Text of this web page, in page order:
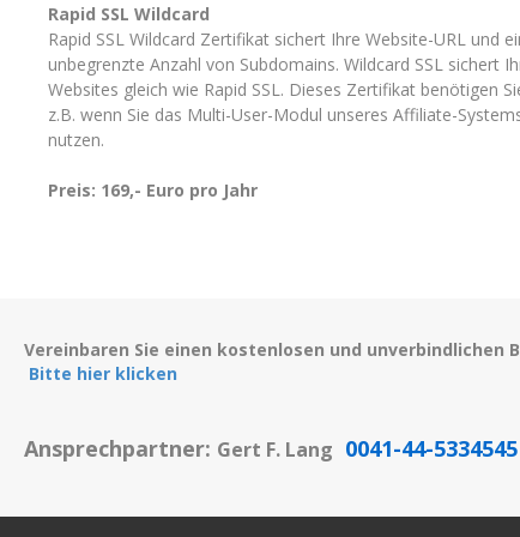
Rapid SSL Wildcard
Rapid SSL Wildcard Zertifikat sichert Ihre Website-URL und
unbegrenzte Anzahl von Subdomains. Wildcard SSL sichert
Websites gleich wie Rapid SSL. Dieses Zertifikat benötigen
z.B. wenn Sie das Multi-User-Modul unseres Affiliate-
nutzen.
Preis: 169,- Euro pro Jahr
Vereinbaren Sie einen kostenlosen und unverbindlichen
Bitte hier klicken
Ansprechpartner: Gert F. Lang 0041-44-5334545